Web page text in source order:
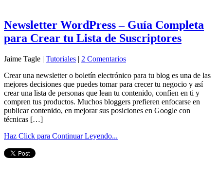
Newsletter WordPress – Guía Completa
para Crear tu Lista de Suscriptores
Jaime Tagle | Tutoriales | 2 Comentarios
Crear una newsletter o boletín electrónico para tu blog es una de las
mejores decisiones que puedes tomar para crecer tu negocio y así
crear una lista de personas que lean tu contenido, confíen en ti y
compren tus productos. Muchos bloggers prefieren enfocarse en
publicar contenido, en mejorar sus posiciones en Google con
técnicas […]
Haz Click para Continuar Leyendo...